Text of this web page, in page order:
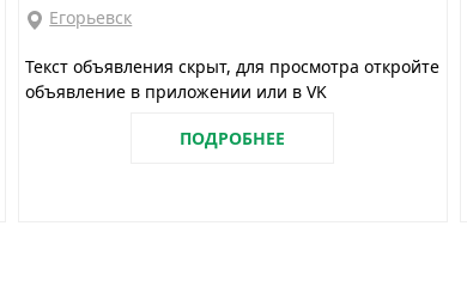
Егорьевск
Текст объявления скрыт, для просмотра откройте
объявление в приложении или в VK
ПОДРОБНЕЕ